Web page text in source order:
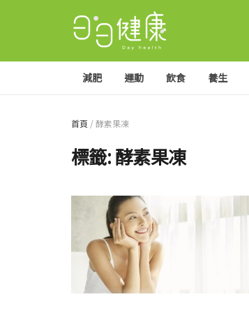
減肥 運動 飲食 養生
首頁 /酵素果凍
標籤:酵素果凍